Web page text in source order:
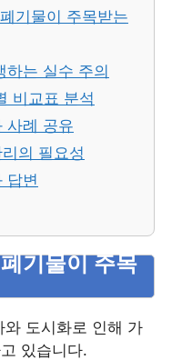
기물이 주목받는
하는 실수 주의
비교표 분석
사례 공유
의 필요성
답변
기물이 주목
도시화로 인해 가
있습니다.